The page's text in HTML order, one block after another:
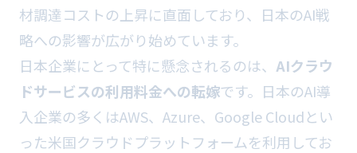
材調達コストの上昇に直面しており、日本のAI戦
略への影響が広がり始めています。
日本企業にとって特に懸念されるのは、 AIクラウ
ドサービスの利用料金への転嫁です。日本のAI導
入企業の多くはAWS、Azure、Google Cloudとい
った米国クラウドプラットフォームを利用してお